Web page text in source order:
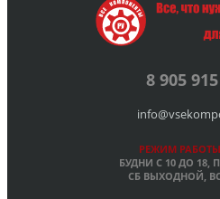
8 905
РЕЖИМ РАБОТЫ:
БУДНИ С 10 ДО 18,
СБ ВЫХОДНОЙ,